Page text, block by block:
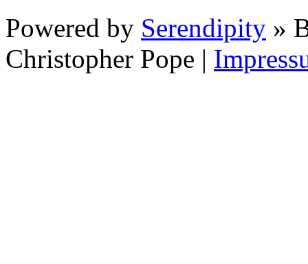
Powered by Serendipity »
Christopher Pope |